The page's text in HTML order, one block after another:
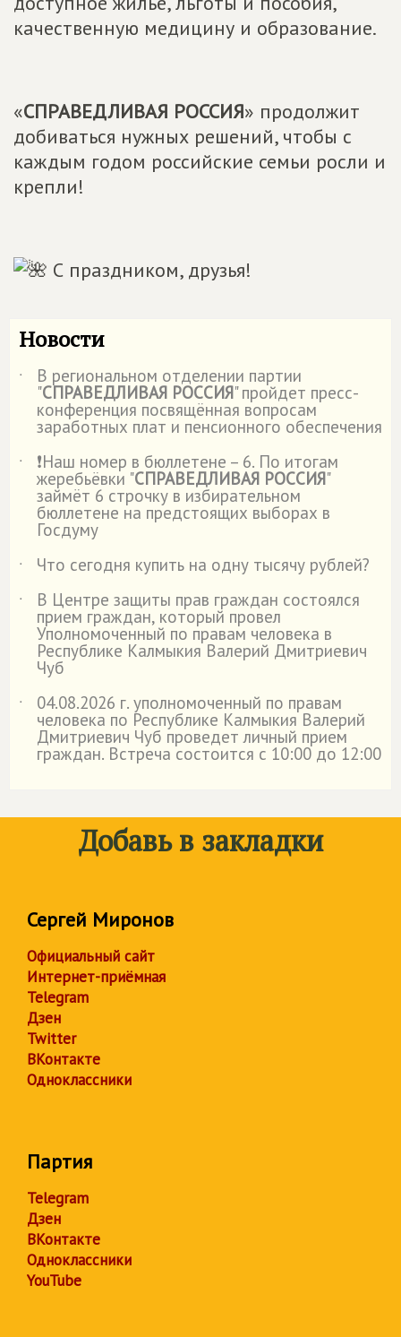
качественную медицину и образование.
«СПРАВЕДЛИВАЯ РОССИЯ» продолжит
добиваться нужных решений, чтобы с
каждым годом российские семьи росли и
крепли!
С праздником, друзья!
Новости
˙ В региональном отделении партии
"СПРАВЕДЛИВАЯ РОССИЯ" пройдет пресс-
конференция посвящённая вопросам
заработных плат и пенсионного обеспечения
˙
❗Наш номер в бюллетене – 6. По итогам
жеребьёвки "СПРАВЕДЛИВАЯ РОССИЯ"
займёт 6 строчку в избирательном
бюллетене на предстоящих выборах в
Госдуму
˙
Что сегодня купить на одну тысячу рублей?
˙
В Центре защиты прав граждан состоялся
прием граждан, который провел
Уполномоченный по правам человека в
Республике Калмыкия Валерий Дмитриевич
Чуб
˙
04.08.2026 г. уполномоченный по правам
человека по Республике Калмыкия Валерий
Дмитриевич Чуб проведет личный прием
граждан. Встреча состоится с 10:00 до 12:00
Добавь в закладки
Сергей Миронов
Официальный сайт
Интернет-приёмная
Telegram
Дзен
Twitter
ВКонтакте
Одноклассники
Партия
Telegram
Дзен
ВКонтакте
Одноклассники
YouTube